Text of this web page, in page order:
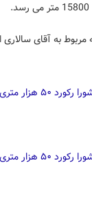
به آقای